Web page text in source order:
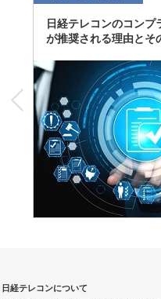
度の予想を実施
日経テレコンのコンプ
が推奨される理由とそ
日経テレコンについて